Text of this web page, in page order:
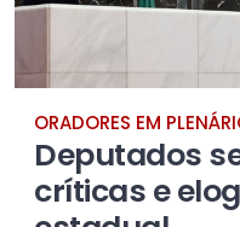
ORADORES EM
Deputados
críticas e